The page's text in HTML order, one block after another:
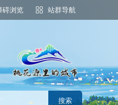
碍浏览 站群导航